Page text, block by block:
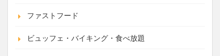
ファストフード
ビュッフェ・バイキング・食べ放題